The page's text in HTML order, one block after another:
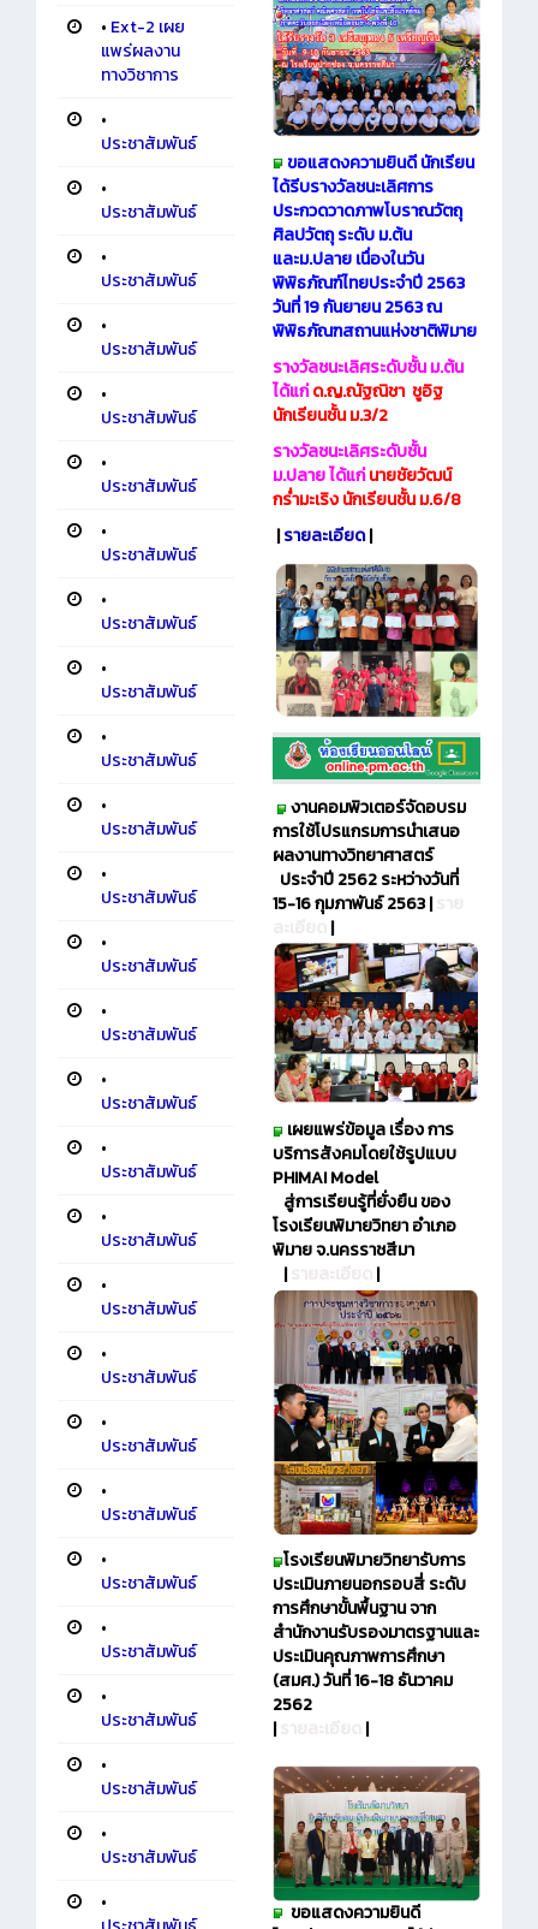
• Ext-2 เผย
แพร่ผลงาน
ทางวิชาการ
•
ประชาสัมพันธ์
•
ประชาสัมพันธ์
•
ประชาสัมพันธ์
•
ประชาสัมพันธ์
•
ประชาสัมพันธ์
•
ประชาสัมพันธ์
•
ประชาสัมพันธ์
•
ประชาสัมพันธ์
•
ประชาสัมพันธ์
•
ประชาสัมพันธ์
•
ประชาสัมพันธ์
•
ประชาสัมพันธ์
•
ประชาสัมพันธ์
•
ประชาสัมพันธ์
•
ประชาสัมพันธ์
•
ประชาสัมพันธ์
•
ประชาสัมพันธ์
•
ประชาสัมพันธ์
•
ประชาสัมพันธ์
•
ประชาสัมพันธ์
•
ประชาสัมพันธ์
•
ประชาสัมพันธ์
•
ประชาสัมพันธ์
•
ประชาสัมพันธ์
•
ประชาสัมพันธ์
•
ประชาสัมพันธ์
•
ขอแสดงความยินดี นักเรียน
ได้รีบรางวัลชนะเลิศการ
ประกวดวาดภาพโบราณวัตถุ
ศิลปวัตถุ ระดับ ม.ต้น
และม.ปลาย เนื่องในวัน
พิพิธภัณฑ์ไทยประจำปี 2563
วันที่ 19 กันยายน 2563 ณ
พิพิธภัณฑสถานแห่งชาติพิมาย
รางวัลชนะเลิศระดับชั้น ม.ต้น
ได้แก่ด.ญ.ณัฐณิชา ชูอิฐ
นักเรียนชั้น ม.3/2
รางวัลชนะเลิศระดับชั้น
ม.ปลาย ได้แก่นายชัยวัฒน์
กร่ำมะเริง นักเรียนชั้น ม.6/8
|รายละเอียด|
งานคอมพิวเตอร์จัดอบรม
การใช้โปรแกรมการนำเสนอ
ผลงานทางวิทยาศาสตร์
ประจำปี 2562 ระหว่างวันที่
15-16 กุมภาพันธ์ 2563 |
|
เผยแพร่ข้อมูล เรื่อง การ
บริการสังคมโดยใช้รูปแบบ
PHIMAI Model
สู่การเรียนรู้ที่ยั่งยืน ของ
โรงเรียนพิมายวิทยา อำเภอ
พิมาย จ.นครราชสีมา
|
|
โรงเรียนพิมายวิทยารับการ
ประเมินภายนอกรอบสี่ ระดับ
การศึกษาขั้นพื้นฐาน จาก
สำนักงานรับรองมาตรฐานและ
ประเมินคุณภาพการศึกษา
(สมศ.) วันที่ 16-18 ธันวาคม
2562
|
|
ขอแสดงความยินดี